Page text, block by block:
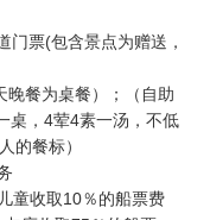
门票(包含景点为赠送，
晚餐为桌餐）；（自助
桌，4荤4素一汤，不低
的餐标）
童收取10％的船票费